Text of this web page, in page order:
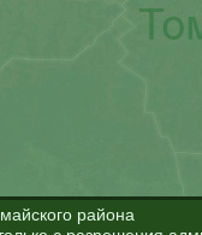
района